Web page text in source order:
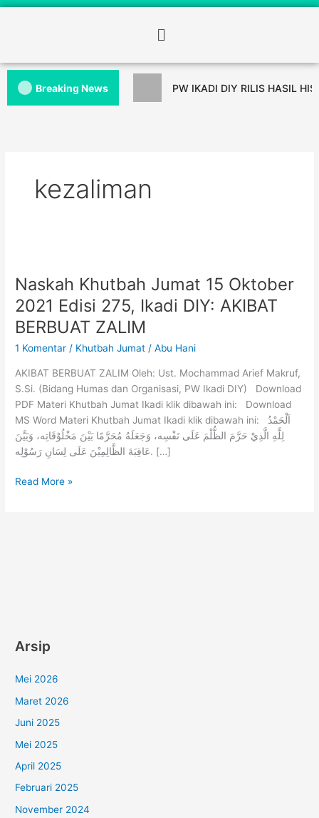
Breaking News PW IKADI DIY RILIS HASIL
kezaliman
Naskah Khutbah Jumat 15 Oktober
2021 Edisi 275, Ikadi DIY: AKIBAT
BERBUAT ZALIM
1 Komentar / Khutbah Jumat /Abu Hani
AKIBAT BERBUAT ZALIM Oleh: Ust. Mochammad Arief Makruf,
S.Si. (Bidang Humas dan Organisasi, PW Ikadi DIY) Download
PDF Materi Khutbah Jumat Ikadi klik dibawah ini: Download
MS Word Materi Khutbah Jumat Ikadi klik dibawah ini: اَلْحَمْدُ
لِلَّهِ الَّذِيْ حَرَّمَ الظُّلْمَ عَلَى نَفْسِه، وَجَعَلَهُ مُحَرَّمًا بَيْنَ مَخْلُوْقَاتِه، وَبَيَّنَ
عَاقِبَةَ الظَّالِمِيْنَ عَلَى لِسَانِ رَسُوْلِه. […]
Read More »
Arsip
Mei 2026
Maret 2026
Juni 2025
Mei 2025
April 2025
Februari 2025
November 2024